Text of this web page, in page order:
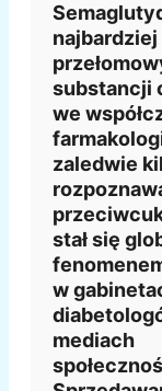
najbardziej
substancji
we
zaledwie
stał się
w
mediach